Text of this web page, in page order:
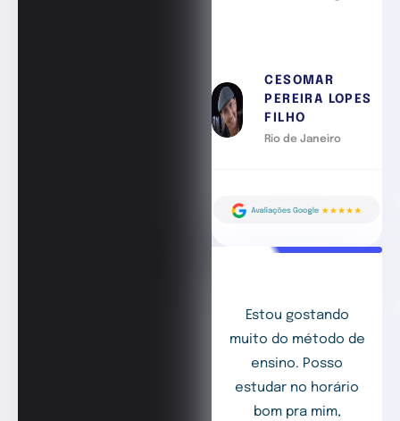
CESOMAR
PEREIRA LOPES
FILHO
Rio de Janeiro
Estou gostando
muito do método de
ensino. Posso
estudar no horário
bom pra mim,